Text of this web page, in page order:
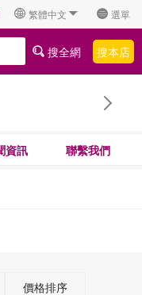
繁體中文 選單
搜全網 搜本店
資訊 聯繫我們
價格排序